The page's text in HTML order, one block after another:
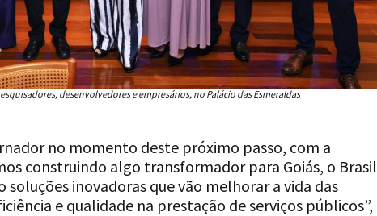
desenvolvedores e empresários, no Palácio das Esmeraldas
no momento deste próximo passo, com a
construindo algo transformador para Goiás, o Brasil
inovadoras que vão melhorar a vida das
e qualidade na prestação de serviços públicos”,